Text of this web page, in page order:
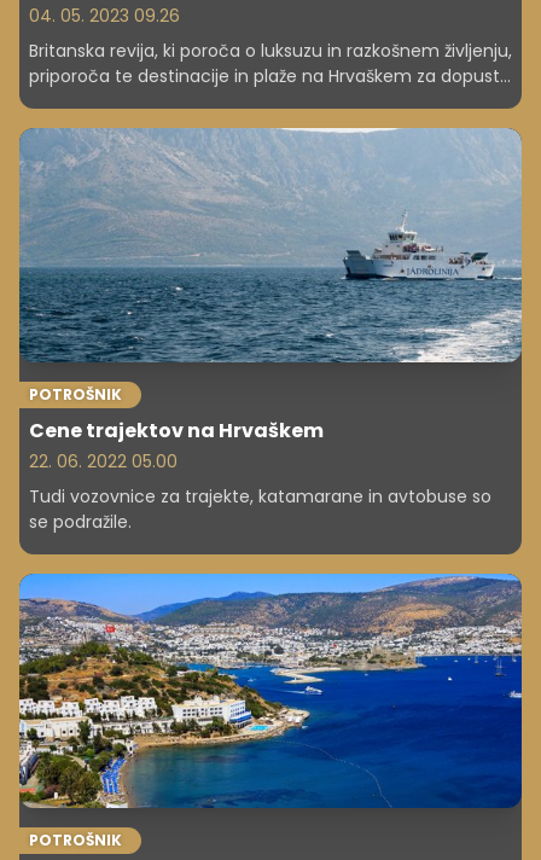
04. 05. 2023 09.26
Britanska revija, ki poroča o luksuzu in razkošnem življenju,
priporoča te destinacije in plaže na Hrvaškem za dopust.
POTROŠNIK
Cene trajektov na Hrvaškem
22. 06. 2022 05.00
Tudi vozovnice za trajekte, katamarane in avtobuse so
se podražile.
POTROŠNIK